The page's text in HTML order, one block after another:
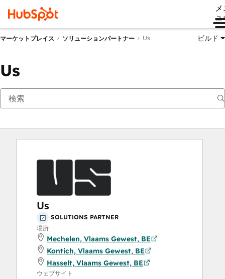
ュ
マーケットプレイス ソリューションパートナー Us ビルド
Us
Us
SOLUTIONS PARTNER
場所
Mechelen, Vlaams Gewest, BE
Kontich, Vlaams Gewest, BE
Hasselt, Vlaams Gewest, BE
ウェブサイト